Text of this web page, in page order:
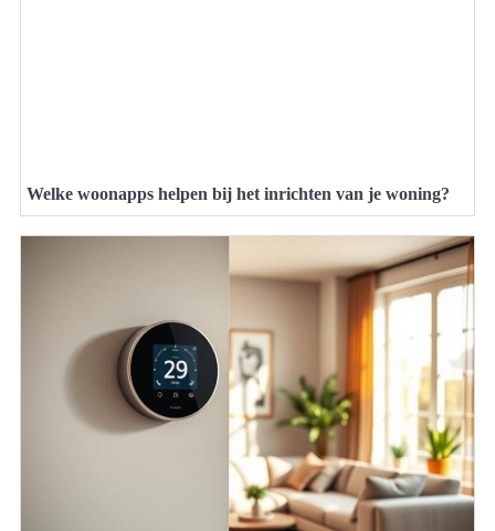
Welke woonapps helpen bij het inrichten van je woning?